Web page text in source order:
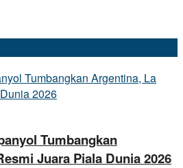
Tumbangkan
Juara Piala Dunia 2026